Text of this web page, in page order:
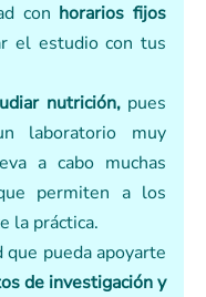
con horarios fijos
el estudio con tus
nutrición,pues
laboratorio muy
a cabo muchas
permiten a los
la práctica.
pueda apoyarte
de investigación y